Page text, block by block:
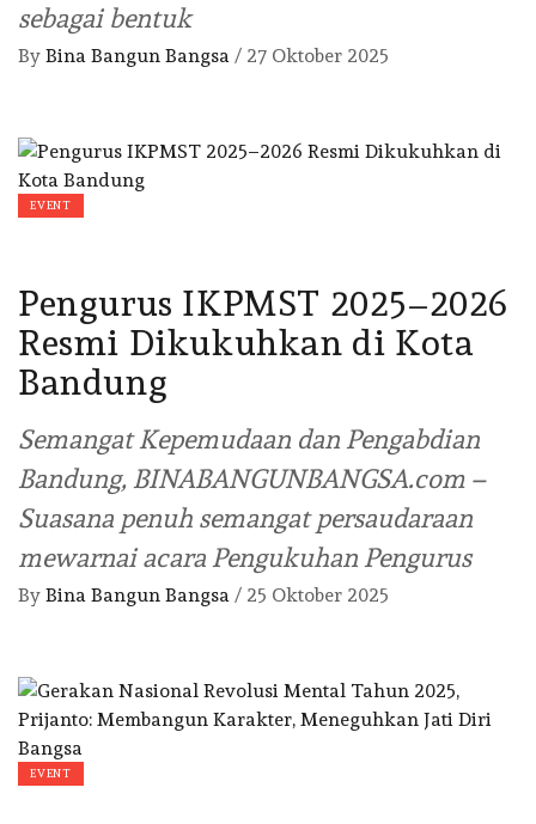
sebagai bentuk
By Bina Bangun Bangsa / 27 Oktober 2025
EVENT
Pengurus IKPMST 2025–2026
Resmi Dikukuhkan di Kota
Bandung
Semangat Kepemudaan dan Pengabdian
Bandung, BINABANGUNBANGSA.com –
Suasana penuh semangat persaudaraan
mewarnai acara Pengukuhan Pengurus
By Bina Bangun Bangsa / 25 Oktober 2025
EVENT